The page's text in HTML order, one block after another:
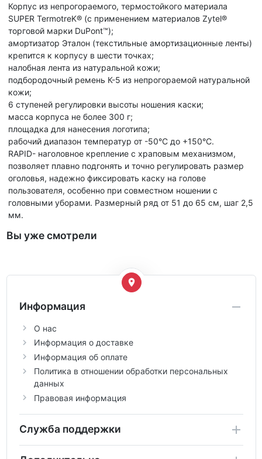
Корпус из непрогораемого, термостойкого материала
SUPER TermotreK® (с применением материалов Zytel®
торговой марки DuPont™);
амортизатор Эталон (текстильные амортизационные ленты)
крепится к корпусу в шести точках;
налобная лента из натуральной кожи;
подбородочный ремень К-5 из непрогораемой натуральной
кожи;
6 ступеней регулировки высоты ношения каски;
масса корпуса не более 300 г;
площадка для нанесения логотипа;
рабочий диапазон температур от -50°С до +150°С.
RAPID- наголовное крепление с храповым механизмом,
позволяет плавно подгонять и точно регулировать размер
оголовья, надежно фиксировать каску на голове
пользователя, особенно при совместном ношении с
головными уборами. Размерный ряд от 51 до 65 см, шаг 2,5
мм.
Вы уже смотрели
Информация
О нас
Информация о доставке
Информация об оплате
Политика в отношении обработки персональных
данных
Правовая информация
Служба поддержки